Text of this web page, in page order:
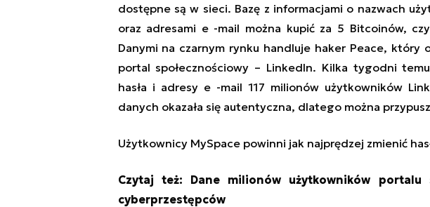
dostępne są w sieci. Bazę z informacjami o nazwach
oraz adresami e -mail można kupić za 5 Bitcoinów,
Danymi na czarnym rynku handluje haker Peace,
portal społecznościowy – LinkedIn. Kilka tygodni
hasła i adresy e -mail 117 milionów użytkowników
danych okazała się autentyczna, dlatego można
Użytkownicy MySpace powinni jak najprędzej zmienić
Czytaj też: Dane milionów użytkowników portalu
cyberprzestępców